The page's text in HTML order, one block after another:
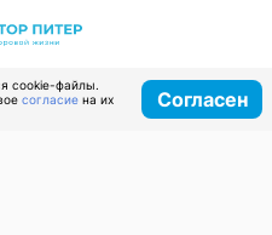
cookie-файлы.
согласие на их
Согласен